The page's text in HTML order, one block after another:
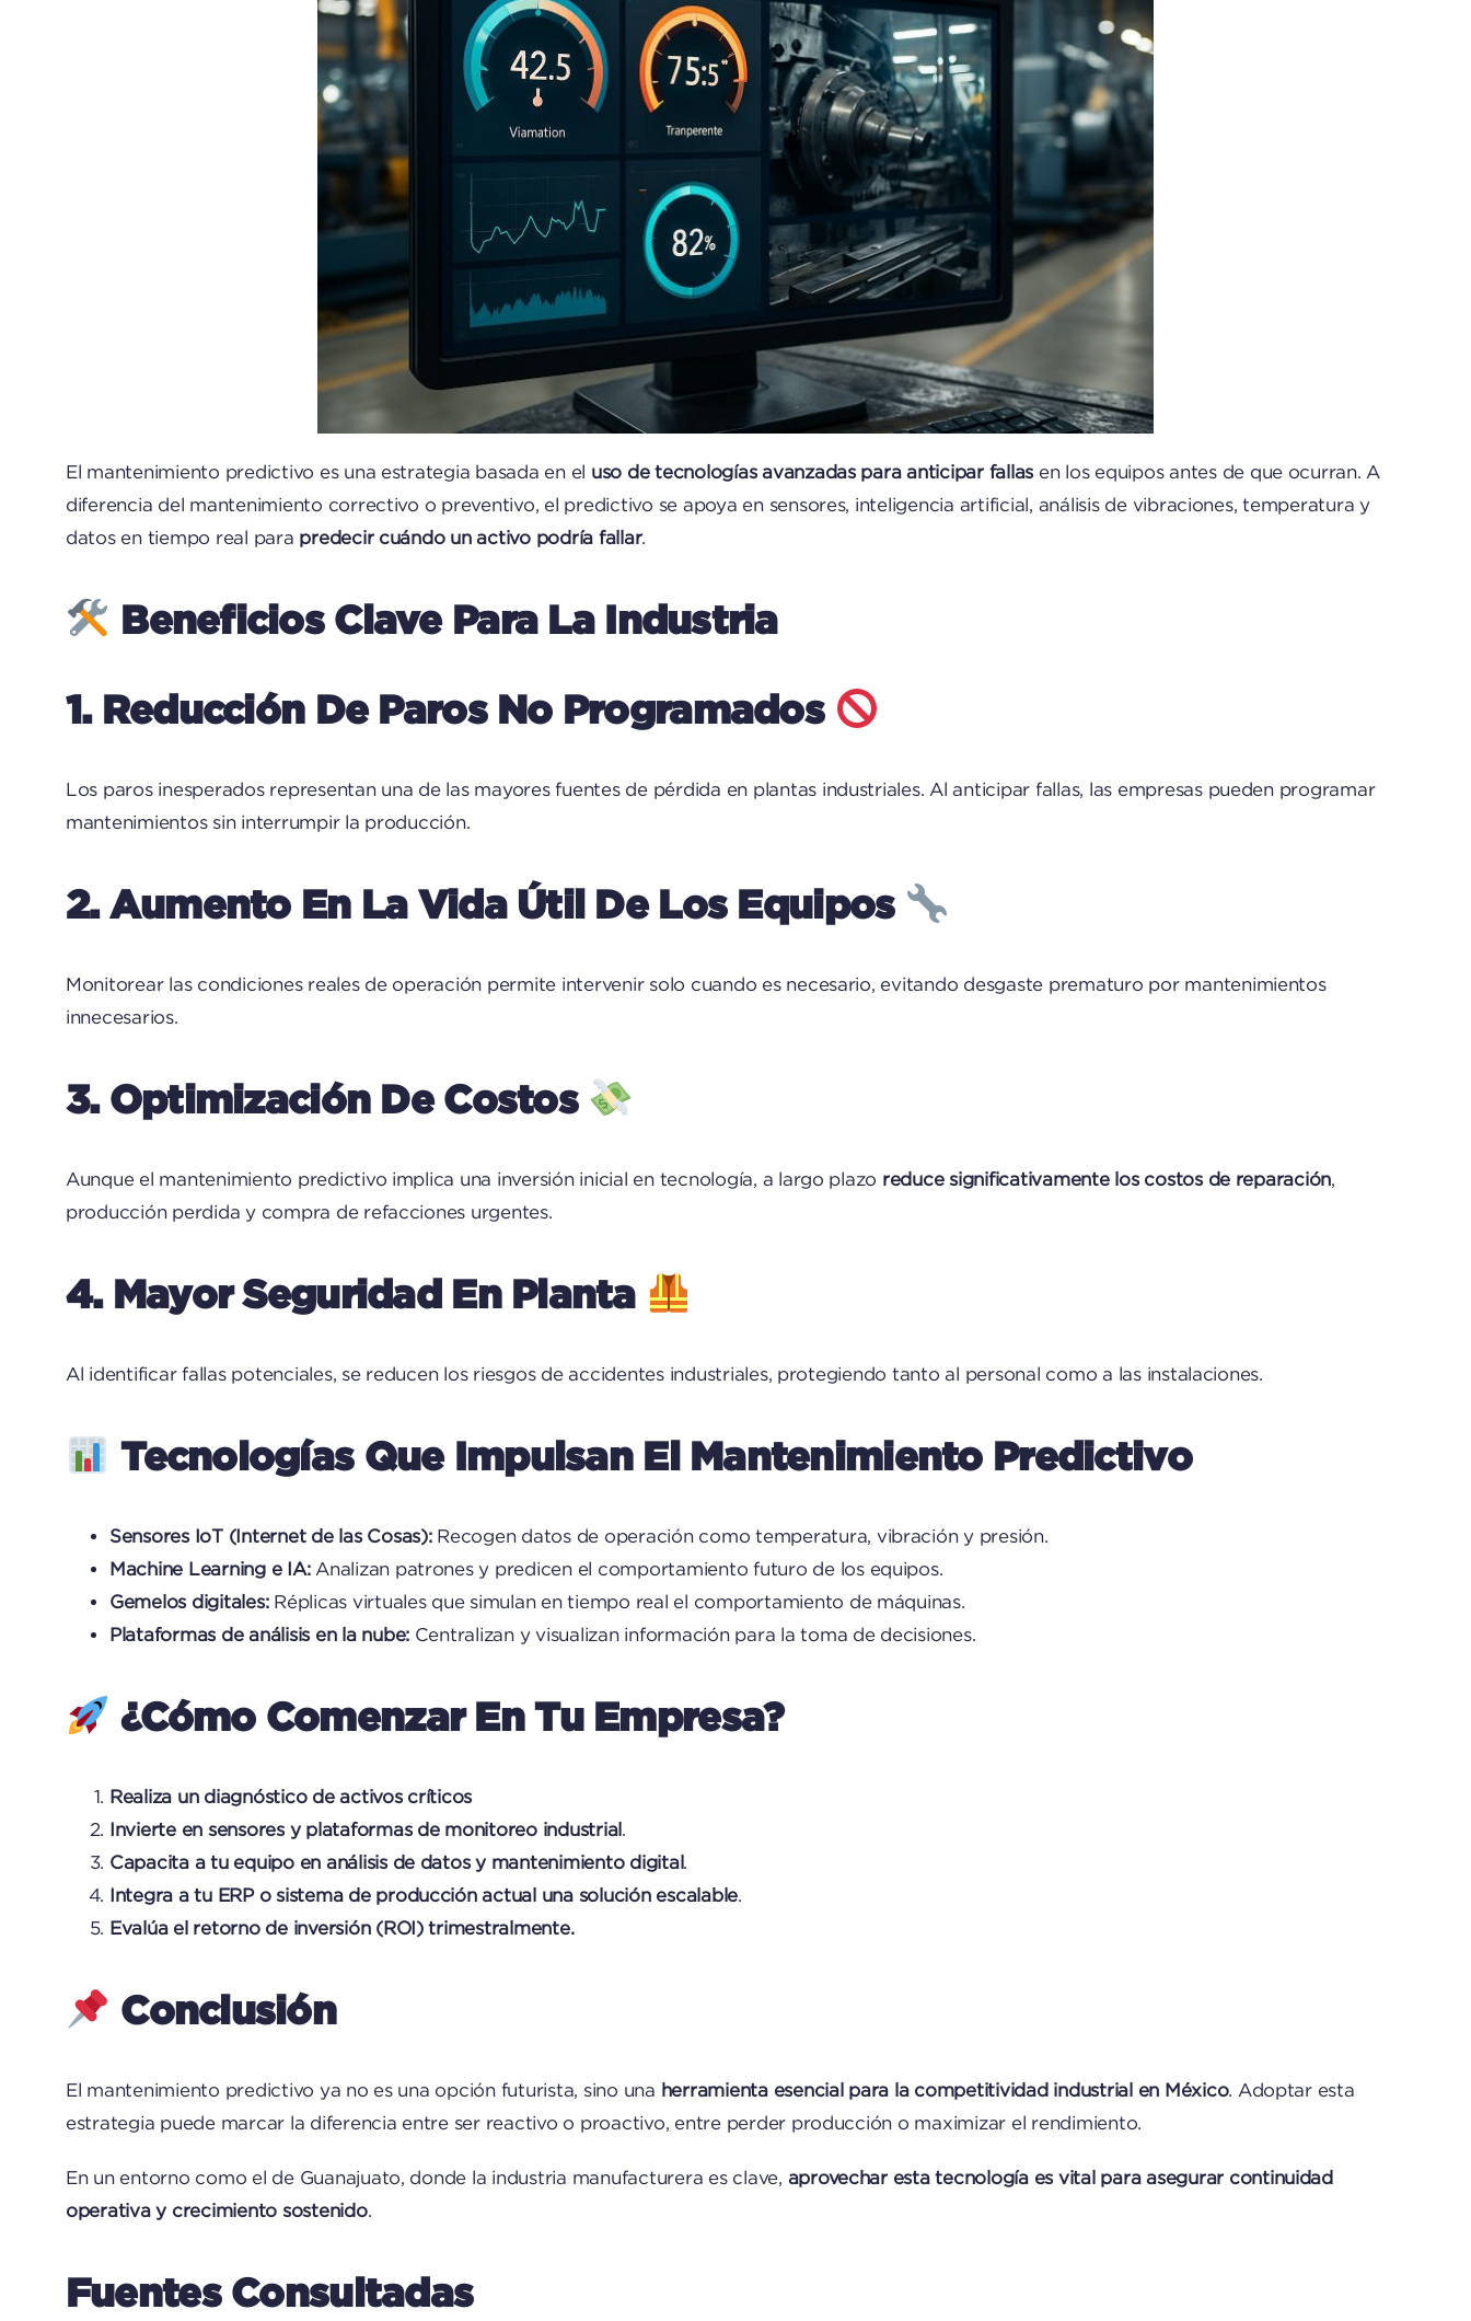
El mantenimiento predictivo es una estrategia basada en el uso de tecnologías avanzadas para anticipar fallas en los equipos antes de que ocurran. A
diferencia del mantenimiento correctivo o preventivo, el predictivo se apoya en sensores, inteligencia artificial, análisis de vibraciones, temperatura y
datos en tiempo real para predecir cuándo un activo podría fallar.
Beneficios Clave Para La Industria
1. Reducción De Paros No Programados
Los paros inesperados representan una de las mayores fuentes de pérdida en plantas industriales. Al anticipar fallas, las empresas pueden programar
mantenimientos sin interrumpir la producción.
2. Aumento En La Vida Útil De Los Equipos
Monitorear las condiciones reales de operación permite intervenir solo cuando es necesario, evitando desgaste prematuro por mantenimientos
innecesarios.
3. Optimización De Costos
Aunque el mantenimiento predictivo implica una inversión inicial en tecnología, a largo plazo reduce significativamente los costos de reparación,
producción perdida y compra de refacciones urgentes.
4. Mayor Seguridad En Planta
Al identificar fallas potenciales, se reducen los riesgos de accidentes industriales, protegiendo tanto al personal como a las instalaciones.
Tecnologías Que Impulsan El Mantenimiento Predictivo
Sensores IoT (Internet de las Cosas):Recogen datos de operación como temperatura, vibración y presión.
Machine Learning e IA:Analizan patrones y predicen el comportamiento futuro de los equipos.
Gemelos digitales:Réplicas virtuales que simulan en tiempo real el comportamiento de máquinas.
Plataformas de análisis en la nube: Centralizan y visualizan información para la toma de decisiones.
¿Cómo Comenzar En Tu Empresa?
Realiza un diagnóstico de activos críticos
Invierte en sensores y plataformas de monitoreo industrial .
Capacita a tu equipo en análisis de datos y mantenimiento digital .
Integra a tu ERP o sistema de producción actual una solución escalable.
Evalúa el retorno de inversión (ROI) trimestralmente.
Conclusión
El mantenimiento predictivo ya no es una opción futurista, sino una herramienta esencial para la competitividad industrial en México. Adoptar esta
estrategia puede marcar la diferencia entre ser reactivo o proactivo, entre perder producción o maximizar el rendimiento.
En un entorno como el de Guanajuato, donde la industria manufacturera es clave, aprovechar esta tecnología es vital para asegurar continuidad
operativa y crecimiento sostenido.
Fuentes Consultadas